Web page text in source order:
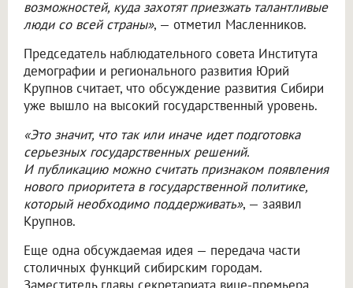
возможностей, куда захотят приезжать талантливые
люди со всей страны», — отметил Масленников.
Председатель наблюдательного совета Института
демографии и регионального развития Юрий
Крупнов считает, что обсуждение развития Сибири
уже вышло на высокий государственный уровень.
«Это значит, что так или иначе идет подготовка
серьезных государственных решений.
И публикацию можно считать признаком появления
нового приоритета в государственной политике,
который необходимо поддерживать», — заявил
Крупнов.
Еще одна обсуждаемая идея — передача части
столичных функций сибирским городам.